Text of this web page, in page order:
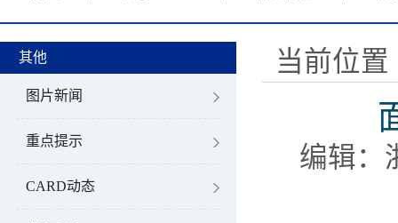
其他
图片新闻
重点提示
CARD动态
当前位置
编辑：